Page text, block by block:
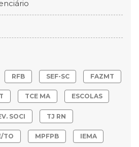
RFB SEF-SC FAZMT
TCE MA ESCOLAS
SOCI TJ RN
TO MPFPB IEMA